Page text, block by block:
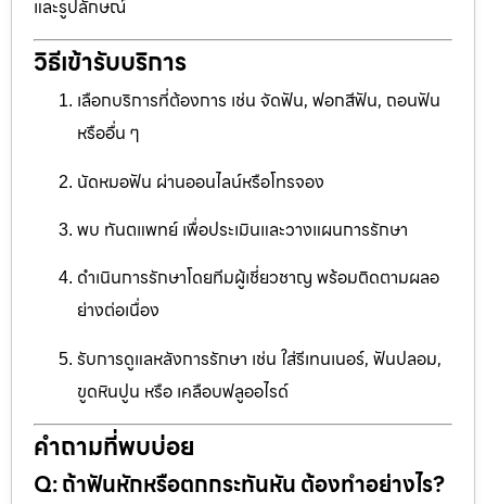
และรูปลักษณ์
วิธีเข้ารับบริการ
เลือกบริการที่ต้องการ เช่น จัดฟัน, ฟอกสีฟัน, ถอนฟัน
หรืออื่น ๆ
นัดหมอฟัน ผ่านออนไลน์หรือโทรจอง
พบ ทันตแพทย์ เพื่อประเมินและวางแผนการรักษา
ดำเนินการรักษาโดยทีมผู้เชี่ยวชาญ พร้อมติดตามผลอ
ย่างต่อเนื่อง
รับการดูแลหลังการรักษา เช่น ใส่รีเทนเนอร์, ฟันปลอม,
ขูดหินปูน หรือ เคลือบฟลูออไรด์
คำถามที่พบบ่อย
Q: ถ้าฟันหักหรือตกกระทันหัน ต้องทำอย่างไร?